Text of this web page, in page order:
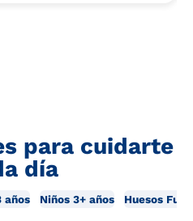
para cuidarte
día
años Niños 3+ años Huesos